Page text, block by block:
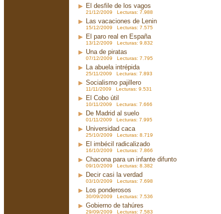
El desfile de los vagos
21/12/2009 Lecturas: 7.988
Las vacaciones de Lenin
15/12/2009 Lecturas: 7.575
El paro real en España
13/12/2009 Lecturas: 9.832
Una de piratas
07/12/2009 Lecturas: 7.795
La abuela intrépida
25/11/2009 Lecturas: 7.893
Socialismo pajillero
11/11/2009 Lecturas: 9.531
El Cobo útil
10/11/2009 Lecturas: 7.666
De Madrid al suelo
01/11/2009 Lecturas: 7.995
Universidad caca
25/10/2009 Lecturas: 8.719
El imbécil radicalizado
16/10/2009 Lecturas: 7.866
Chacona para un infante difunto
09/10/2009 Lecturas: 8.382
Decir casi la verdad
03/10/2009 Lecturas: 7.698
Los ponderosos
30/09/2009 Lecturas: 7.536
Gobierno de tahúres
29/09/2009 Lecturas: 7.583